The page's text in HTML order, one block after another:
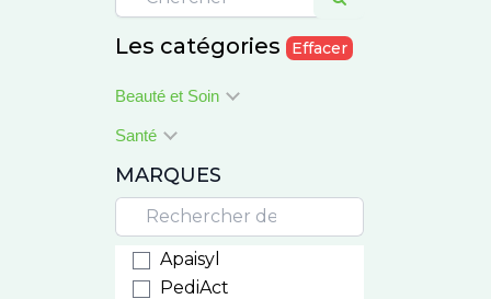
Les catégories Effacer
Beauté et Soin
Santé
MARQUES
Apaisyl
PediAct